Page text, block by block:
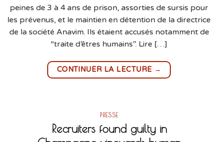
peines de 3 à 4 ans de prison, assorties de sursis pour
les prévenus, et le maintien en détention de la directrice
de la société Anavim. Ils étaient accusés notamment de
“traite d’êtres humains”. Lire […]
CONTINUER LA LECTURE →
PRESSE
Recruiters found guilty in